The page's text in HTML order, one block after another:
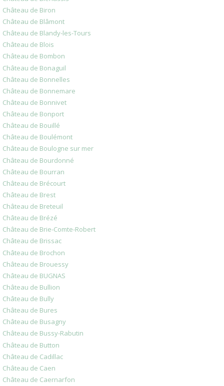
Château de Biron
Château de Blâmont
Château de Blandy-les-Tours
Château de Blois
Château de Bombon
Château de Bonaguil
Château de Bonnelles
Château de Bonnemare
Château de Bonnivet
Château de Bonport
Château de Bouillé
Château de Boulémont
Château de Boulogne sur mer
Château de Bourdonné
Château de Bourran
Château de Brécourt
Château de Brest
Château de Breteuil
Château de Brézé
Château de Brie-Comte-Robert
Château de Brissac
Château de Brochon
Château de Brouessy
Château de BUGNAS
Château de Bullion
Château de Bully
Château de Bures
Château de Busagny
Château de Bussy-Rabutin
Château de Button
Château de Cadillac
Château de Caen
Château de Caernarfon